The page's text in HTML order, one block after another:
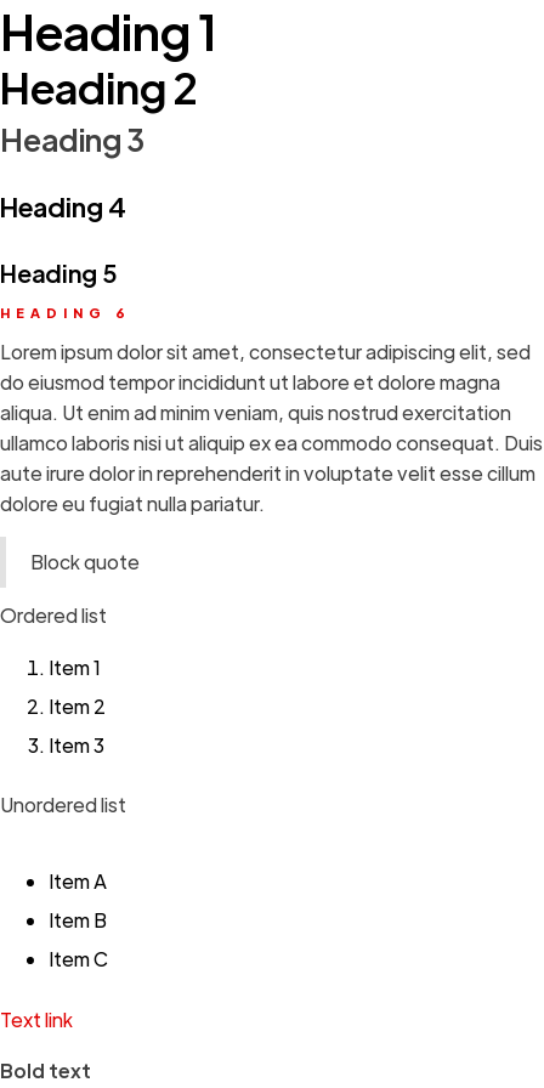
Heading 1
Heading 2
Heading 3
Heading 4
Heading 5
HEADING 6
Lorem ipsum dolor sit amet, consectetur adipiscing elit, sed
do eiusmod tempor incididunt ut labore et dolore magna
aliqua. Ut enim ad minim veniam, quis nostrud exercitation
ullamco laboris nisi ut aliquip ex ea commodo consequat. Duis
aute irure dolor in reprehenderit in voluptate velit esse cillum
dolore eu fugiat nulla pariatur.
Block quote
Ordered list
Item 1
Item 2
Item 3
Unordered list
Item A
Item B
Item C
Text link
Bold text